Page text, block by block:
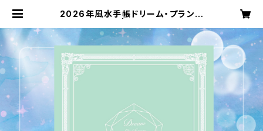
2026年風水手帳ドリーム・プランナ